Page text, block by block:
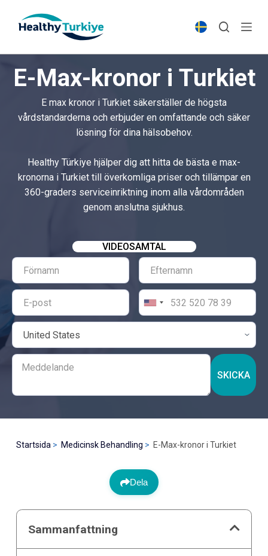
p
oE-Max-kronor i Turkiet
E max kronor i Turkiet säkerställer de högsta
vårdstandarderna och erbjuder en omfattande och säker
lösning för dina hälsobehov.
Healthy Türkiye hjälper dig att hitta de bästa e max-
kronorna i Turkiet till överkomliga priser och tillämpar en
360-graders serviceinriktning inom alla vårdområden
genom anslutna sjukhus.
VIDEOSAMTAL
SKICKA
Startsida Medicinsk Behandling E-Max-kronor i Turkiet
Dela
Sammanfattning